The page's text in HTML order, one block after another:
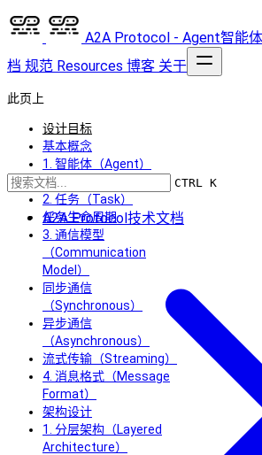
A2A Protocol - Agent智能
档 规范 Resources 博客 关于
CTRL K
A2A Protocol技术文档
此页上
设计目标
基本概念
1. 智能体（Agent）
能力描述示例
2. 任务（Task）
任务生命周期
3. 通信模型
（Communication
Model）
同步通信
（Synchronous）
异步通信
（Asynchronous）
流式传输（Streaming）
4. 消息格式（Message
Format）
架构设计
1. 分层架构（Layered
Architecture）